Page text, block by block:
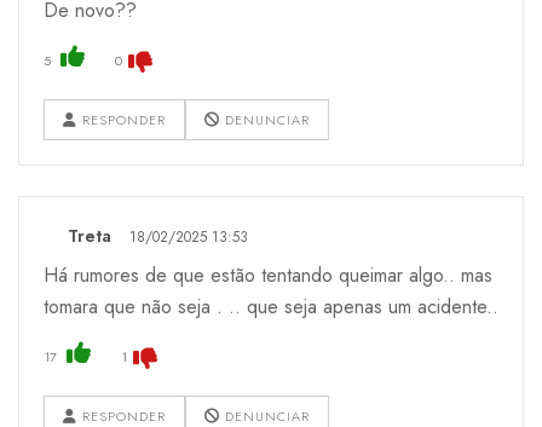
De novo??
5 0
RESPONDER DENUNCIAR
Treta 18/02/2025 13:53
Há rumores de que estão tentando queimar algo.. mas
tomara que não seja . .. que seja apenas um acidente..
17 1
RESPONDER DENUNCIAR